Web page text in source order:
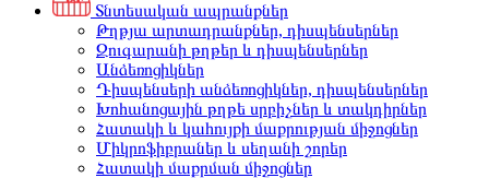
Տնտեսական ապրանքներ
Թղթյա արտադրանքներ, դիսպենսերներ
Զուգարանի թղթեր և դիսպենսերներ
Անձեռոցիկներ
Դիսպենսերի անձեռոցիկներ, դիսպենսերներ
Խոհանոցային թղթե սրբիչներ և տակդիրներ
Հատակի և կահույքի մաքրության միջոցներ
Միկրոֆիբրաներ և սեղանի շորեր
Հատակի մաքրման միջոցներ